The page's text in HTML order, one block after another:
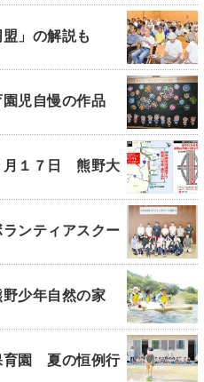
」の解説も
児自慢の作品
月１７日 熊野大
ンティアスクー
少年自然の家
育園 夏の恒例行